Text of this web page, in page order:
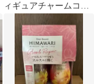
ィギュアチャームコレ